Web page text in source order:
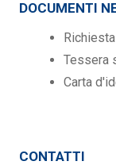
DOCUMENTI
Tessera
Carta
CONTATTI